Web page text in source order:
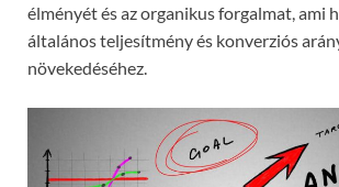
élményét és az organikus forgalmat, ami
általános teljesítmény és konverziós
növekedéséhez.